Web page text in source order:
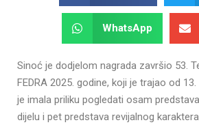
WhatsApp
Sinoć je dodjelom nagrada završio 53.
FEDRA 2025. godine, koji je trajao od
je imala priliku pogledati osam
dijelu i pet predstava revijalnog